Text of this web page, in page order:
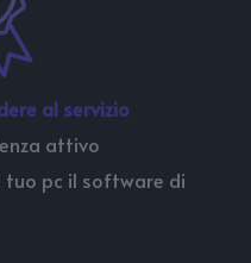
al servizio
attivo
pc il software di